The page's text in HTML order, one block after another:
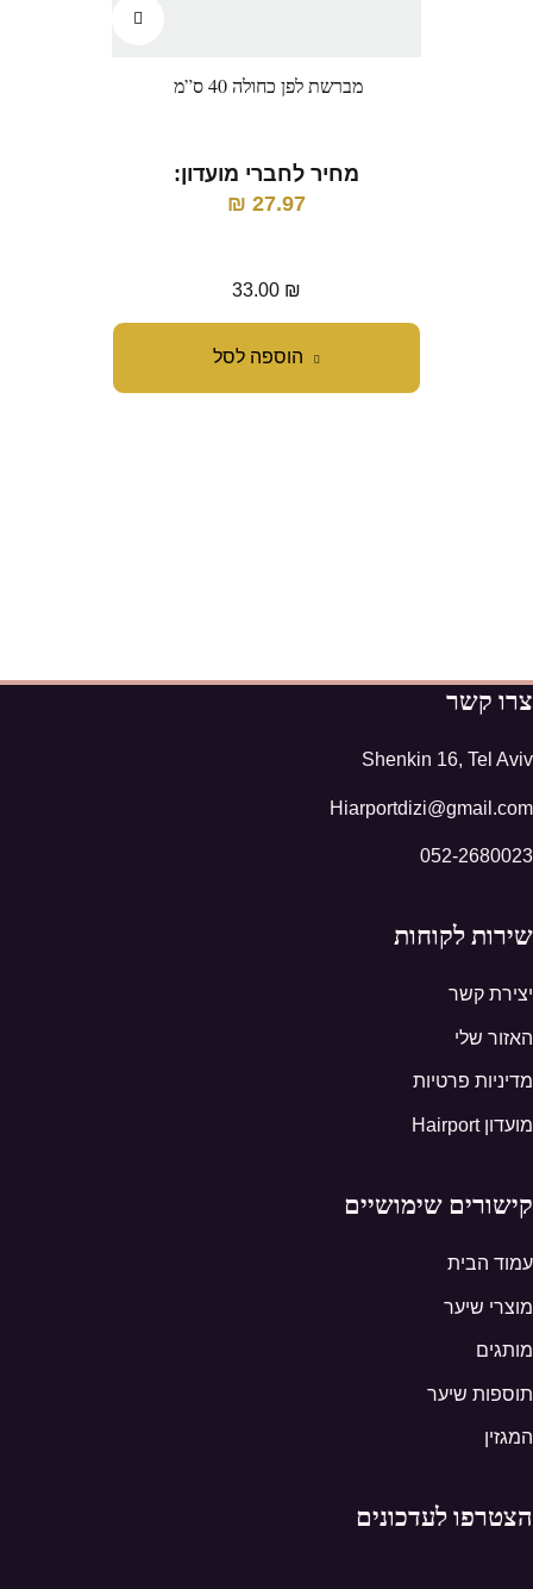
הוספה לסל
מברשת לפן כחולה 40 ס”מ
מחיר לחברי מועדון:
27.97
₪
33.00 ₪
צרו קשר
Shenkin 16, Tel Aviv
Hiarportdizi@gmail.com
052-2680023
שירות לקוחות
יצירת קשר
האזור שלי
מדיניות פרטיות
מועדון Hairport
קישורים שימושיים
עמוד הבית
מוצרי שיער
מותגים
תוספות שיער
המגזין
הצטרפו לעדכונים